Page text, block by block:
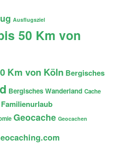
Ausflugsziel
50 Km von
Km von Köln Bergisches
Bergisches Wanderland Cache
Familienurlaub
Geocache Geocachen